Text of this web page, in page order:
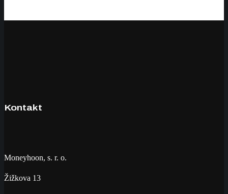
Kontakt
Moneyhoon, s. r. o.
Žižkova 13